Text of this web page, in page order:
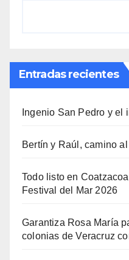
Entradas recientes
Ingenio San Pedro y el
Bertín y Raúl, camino
Todo listo en
Festival del Mar 2026
Garantiza Rosa María
colonias de Veracruz